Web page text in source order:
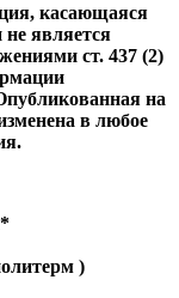
касающаяся
является
ст. 437 (2)
на
в любое
)